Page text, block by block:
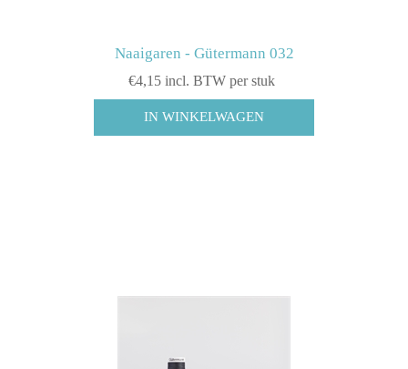
Naaigaren - Gütermann 032
€4,15 incl. BTW per stuk